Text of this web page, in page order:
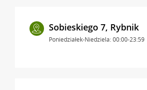
Sobieskiego 7, Rybnik
Poniedziałek-Niedziela: 00:00-23:59